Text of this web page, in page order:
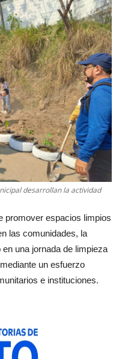
desarrollan la actividad
promover espacios limpios
las comunidades, la
una jornada de limpieza
un esfuerzo
e instituciones.